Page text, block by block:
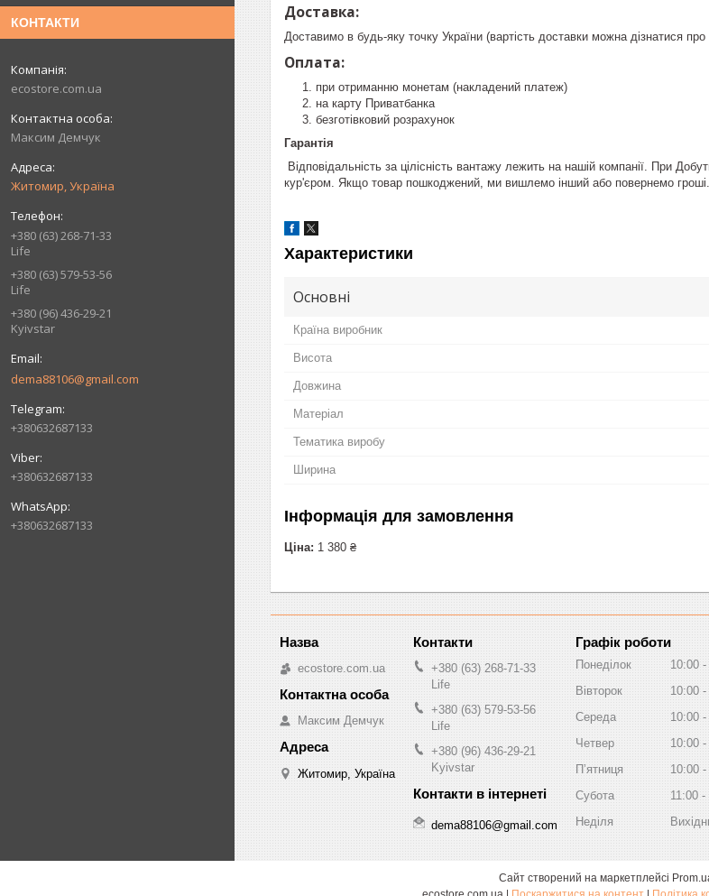
КОНТАКТИ
ecostore.com.ua
Максим Демчук
Житомир, Україна
+380 (63) 268-71-33
Life
+380 (63) 579-53-56
Life
+380 (96) 436-29-21
Kyivstar
dema88106@gmail.com
+380632687133
+380632687133
+380632687133
Доставка:
Доставимо в будь-яку точку України (вартість доставки можна дізнатися
Оплата:
при отриманню монетам (накладений платеж)
на карту Приватбанка
безготівковий розрахунок
Гарантія
Відповідальність за цілісність вантажу лежить на нашій компанії. При
кур'єром. Якщо товар пошкоджений, ми вишлемо інший або повернемо гроші.
Характеристики
Основні
Країна виробник
Висота
Довжина
Матеріал
Тематика виробу
Ширина
Інформація для замовлення
Ціна: 1 380 ₴
ecostore.com.ua
Максим Демчук
Житомир, Україна
+380 (63) 268-71-33
Life
+380 (63) 579-53-56
Life
+380 (96) 436-29-21
Kyivstar
dema88106@gmail.com
Графік роботи
Понеділок 10:00
Вівторок
10:00
Середа
10:00
Четвер
10:00
Пʼятниця
10:00
Субота
11:00
Неділя
Сайт створений на маркетплейсі